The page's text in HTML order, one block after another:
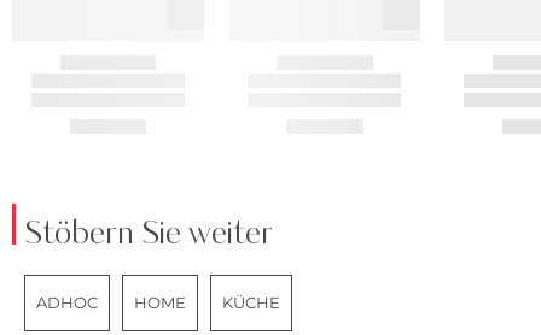
Stöbern Sie weiter
ADHOC HOME KÜCHE